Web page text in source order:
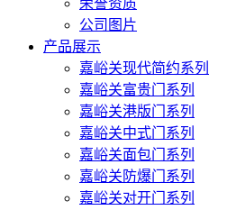
公司图片
产品展示
嘉峪关现代简约系列
嘉峪关富贵门系列
嘉峪关港版门系列
嘉峪关中式门系列
嘉峪关面包门系列
嘉峪关防爆门系列
嘉峪关对开门系列